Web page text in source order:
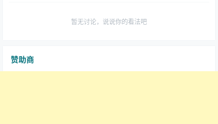
暂无讨论，说说你的看法吧
赞助商